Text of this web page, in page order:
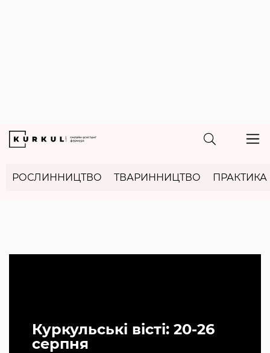
РОСЛИННИЦТВО ТВАРИННИЦТВО ПРАКТИКА
Куркульські вісті: 20-26
серпня